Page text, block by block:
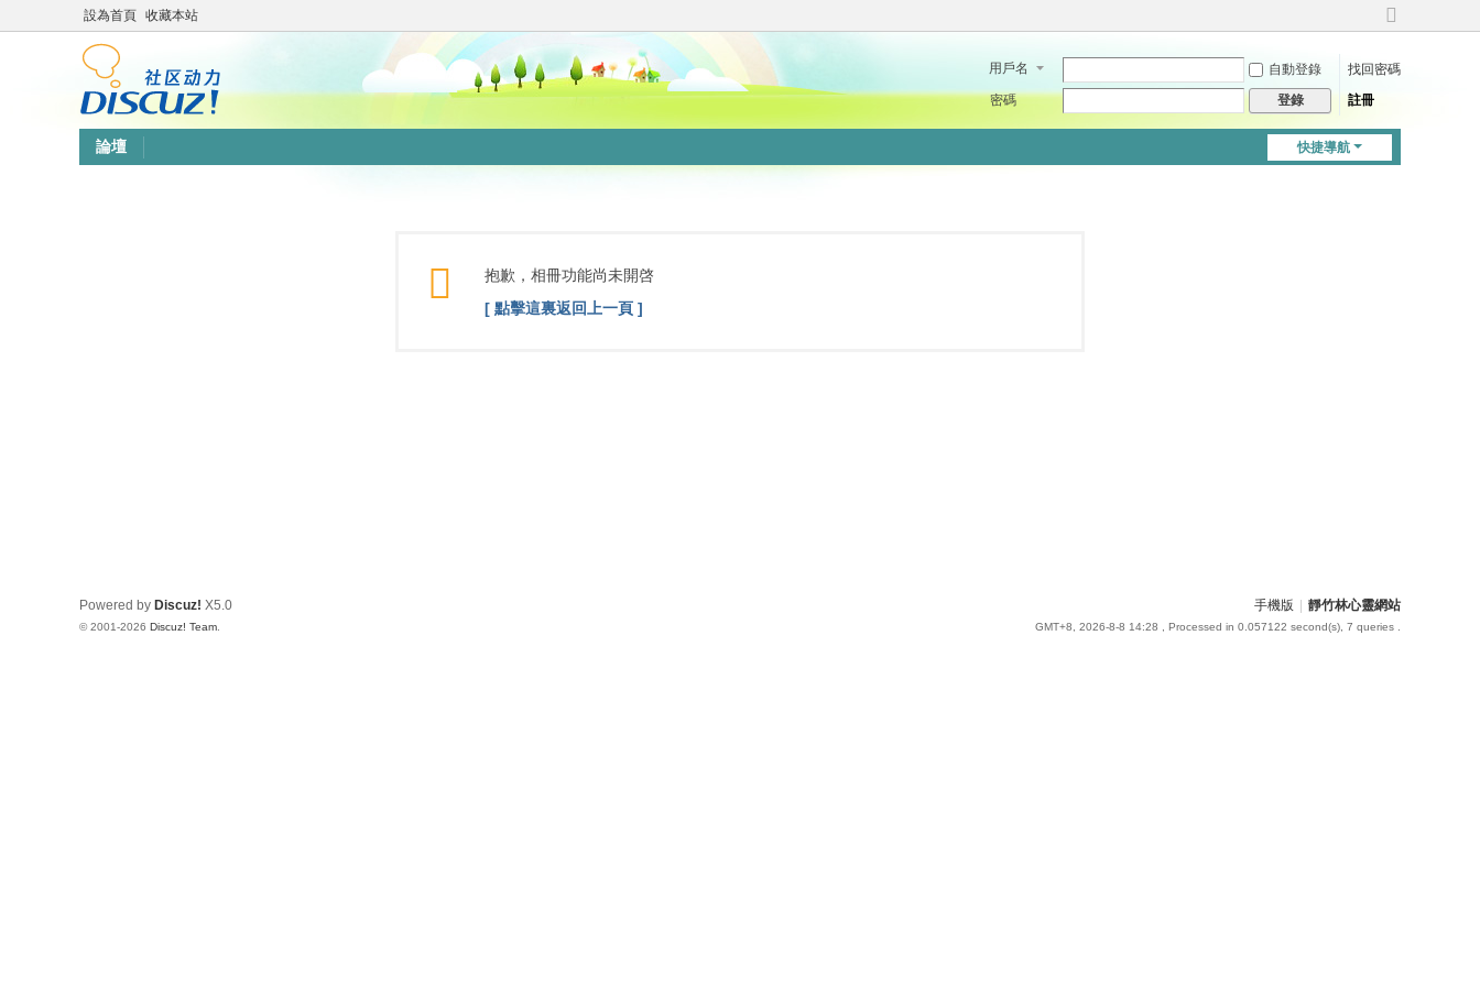
設為首頁 收藏本站
切
到
用戶名 自動登錄
找回密碼
密碼
登錄 註冊
快捷導航
論壇
抱歉，相冊功能尚未開啓
[ 點擊這裏返回上一頁 ]
手機版 靜竹林心靈網站
GMT+8, 2026-8-8 14:28 , Processed in 0.057122 second(s), 7 queries .
Powered by Discuz! X5.0
© 2001-2026 Discuz! Team